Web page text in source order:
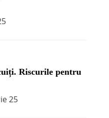
Riscurile pentru
25